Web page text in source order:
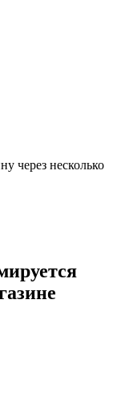
через несколько